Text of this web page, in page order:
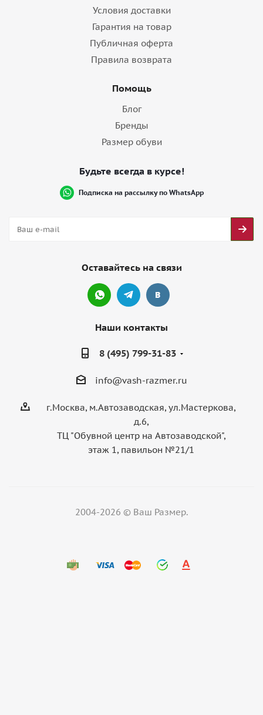
Условия доставки
Гарантия на товар
Публичная оферта
Правила возврата
Помощь
Блог
Бренды
Размер обуви
Будьте всегда в курсе!
Подписка на рассылку по WhatsApp
Оставайтесь на связи
Наши контакты
8 (495) 799-31-83
info@vash-razmer.ru
г.Москва, м.Автозаводская, ул.Мастеркова,
д.6,
ТЦ "Обувной центр на Автозаводской",
этаж 1, павильон №21/1
2004-2026 © Ваш Размер.